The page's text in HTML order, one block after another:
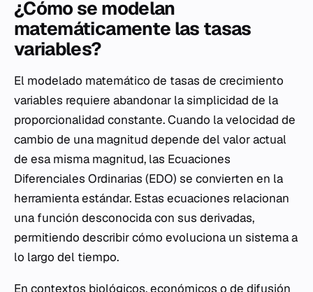
¿Cómo se modelan
matemáticamente las tasas
variables?
El modelado matemático de tasas de crecimiento
variables requiere abandonar la simplicidad de la
proporcionalidad constante. Cuando la velocidad de
cambio de una magnitud depende del valor actual
de esa misma magnitud, las Ecuaciones
Diferenciales Ordinarias (EDO) se convierten en la
herramienta estándar. Estas ecuaciones relacionan
una función desconocida con sus derivadas,
permitiendo describir cómo evoluciona un sistema a
lo largo del tiempo.
En contextos biológicos, económicos o de difusión